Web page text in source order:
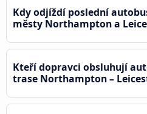
Kdy odjíždí poslední
městy Northampton a
Kteří dopravci obsluhují
trase Northampton –